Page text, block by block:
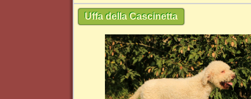
Uffa della Cascinetta